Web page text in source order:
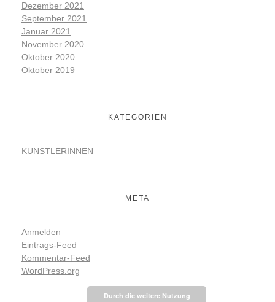
Dezember 2021
September 2021
Januar 2021
November 2020
Oktober 2020
Oktober 2019
KATEGORIEN
KUNSTLERINNEN
META
Anmelden
Eintrags-Feed
Kommentar-Feed
WordPress.org
Durch die weitere Nutzung